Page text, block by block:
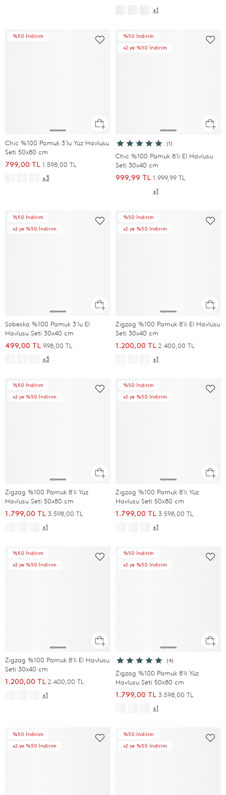
+1
%50 İndirim
Chıc %100 Pamuk 3'lu Yüz Havlusu
Seti 50x80 cm
799,00 TL 1.598,00 TL
+3
%50 İndirim
+2.ye %50 İndirim
(1)
Chıc %100 Pamuk 8'li El Havlusu
Seti 30x40 cm
999,99 TL 1.999,99 TL
+1
%50 İndirim
+2.ye %50 İndirim
Sobeska %100 Pamuk 3'lu El
Havlusu Seti 30x40 cm
499,00 TL 998,00 TL
+3
%50 İndirim
+2.ye %50 İndirim
Zıgzag %100 Pamuk 8'li El Havlusu
Seti 30x40 cm
1.200,00 TL 2.400,00 TL
+1
%50 İndirim
+2.ye %50 İndirim
Zıgzag %100 Pamuk 8'li Yüz
Havlusu Seti 50x80 cm
1.799,00 TL 3.598,00 TL
+1
%50 İndirim
+2.ye %50 İndirim
Zıgzag %100 Pamuk 8'li Yüz
Havlusu Seti 50x80 cm
1.799,00 TL 3.598,00 TL
+1
%50 İndirim
+2.ye %50 İndirim
Zıgzag %100 Pamuk 8'li El Havlusu
Seti 30x40 cm
1.200,00 TL 2.400,00 TL
+1
%50 İndirim
+2.ye %50 İndirim
(4)
Zıgzag %100 Pamuk 8'li Yüz
Havlusu Seti 50x80 cm
1.799,00 TL 3.598,00 TL
+1
%50 İndirim
+2.ye %50 İndirim
%50 İndirim
+2.ye %50 İndirim